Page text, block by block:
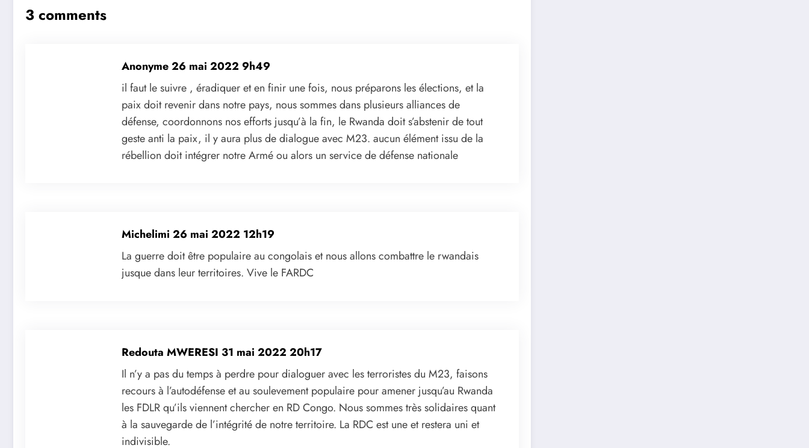
3 comments
Anonyme26 mai 2022 9h49
il faut le suivre , éradiquer et en finir une fois, nous préparons les élections, et la
paix doit revenir dans notre pays, nous sommes dans plusieurs alliances de
défense, coordonnons nos efforts jusqu’à la fin, le Rwanda doit s’abstenir de tout
geste anti la paix, il y aura plus de dialogue avec M23. aucun élément issu de la
rébellion doit intégrer notre Armé ou alors un service de défense nationale
Michelimi 26 mai 2022 12h19
La guerre doit être populaire au congolais et nous allons combattre le rwandais
jusque dans leur territoires. Vive le FARDC
Redouta MWERESI 31 mai 2022 20h17
Il n’y a pas du temps à perdre pour dialoguer avec les terroristes du M23, faisons
recours à l’autodéfense et au soulevement populaire pour amener jusqu’au Rwanda
les FDLR qu’ils viennent chercher en RD Congo. Nous sommes très solidaires quant
à la sauvegarde de l’intégrité de notre territoire. La RDC est une et restera uni et
indivisible.